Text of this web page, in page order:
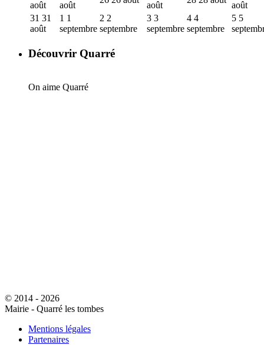
août
août
août
août
31 31
août
1 1
septembre
2 2
septembre
3 3
septembre
4 4
septembre
5 5
Découvrir Quarré
On aime Quarré
© 2014 - 2026
Mairie - Quarré les tombes
Mentions légales
Partenaires